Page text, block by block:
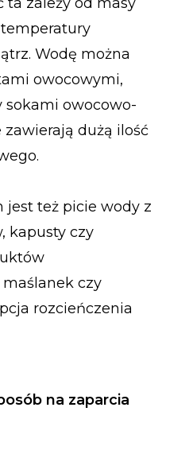
ta zależy od masy
temperatury
Wodę można
owocowymi,
sokami owocowo-
dużą ilość
jest też picie wody z
kapusty czy
czy
rozcieńczenia
na zaparcia